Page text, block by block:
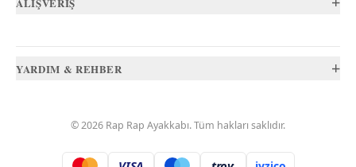
YARDIM & REHBER +
©2026 Rap Rap Ayakkabı. Tüm hakları saklıdır.
.